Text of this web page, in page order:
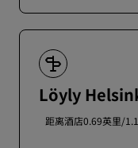
Löyly
距离酒店0.69英里/